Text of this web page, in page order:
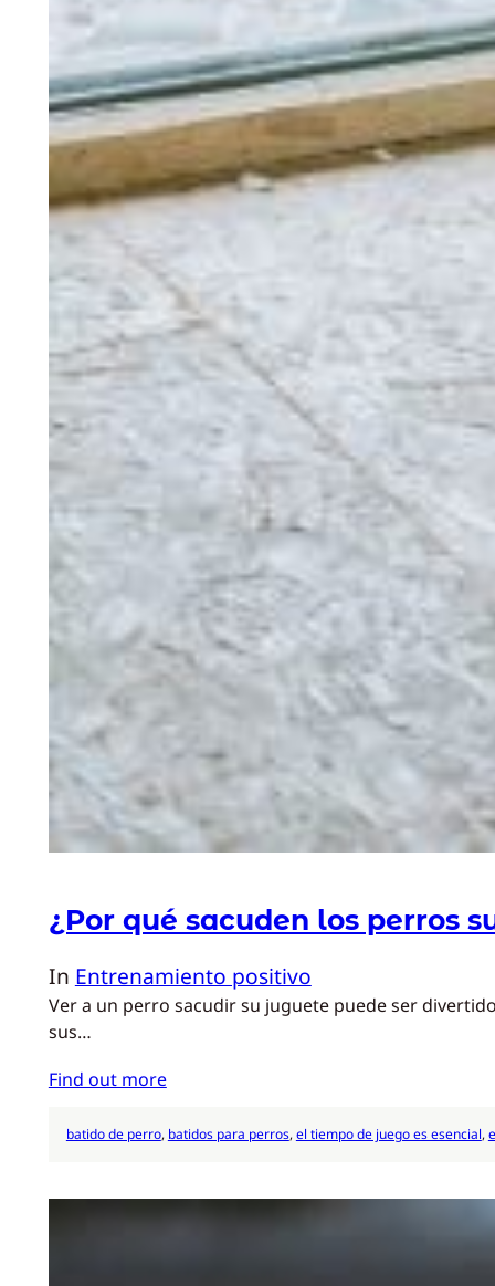
¿Por qué sacuden los perros
In Entrenamiento positivo
Ver a un perro sacudir su juguete puede ser
sus…
Find out more
batido de perro, batidos para perros, el tiempo de juego es esencial,